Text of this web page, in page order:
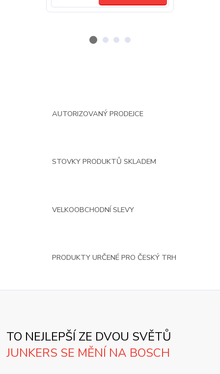
AUTORIZOVANÝ PRODEJCE
STOVKY PRODUKTŮ SKLADEM
VELKOOBCHODNÍ SLEVY
PRODUKTY URČENÉ PRO ČESKÝ TRH
TO NEJLEPŠÍ ZE DVOU SVĚTŮ
JUNKERS SE MĚNÍ NA BOSCH